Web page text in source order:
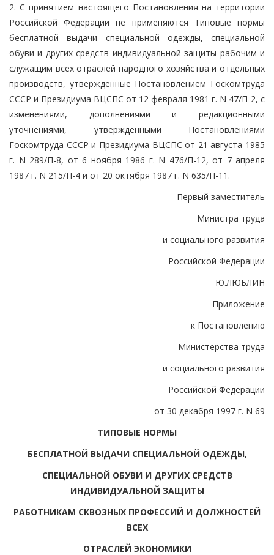
2. С принятием настоящего Постановления на территории
Российской Федерации не применяются Типовые нормы
бесплатной выдачи специальной одежды, специальной
обуви и других средств индивидуальной защиты рабочим и
служащим всех отраслей народного хозяйства и отдельных
производств, утвержденные Постановлением Госкомтруда
СССР и Президиума ВЦСПС от 12 февраля 1981 г. N 47/П-2, с
изменениями, дополнениями и редакционными
уточнениями, утвержденными Постановлениями
Госкомтруда СССР и Президиума ВЦСПС от 21 августа 1985
г. N 289/П-8, от 6 ноября 1986 г. N 476/П-12, от 7 апреля
1987 г. N 215/П-4 и от 20 октября 1987 г. N 635/П-11.
Первый заместитель
Министра труда
и социального развития
Российской Федерации
Ю.ЛЮБЛИН
Приложение
к Постановлению
Министерства труда
и социального развития
Российской Федерации
от 30 декабря 1997 г. N 69
ТИПОВЫЕ НОРМЫ
БЕСПЛАТНОЙ ВЫДАЧИ СПЕЦИАЛЬНОЙ ОДЕЖДЫ,
СПЕЦИАЛЬНОЙ ОБУВИ И ДРУГИХ СРЕДСТВ
ИНДИВИДУАЛЬНОЙ ЗАЩИТЫ
РАБОТНИКАМ СКВОЗНЫХ ПРОФЕССИЙ И ДОЛЖНОСТЕЙ
ВСЕХ
ОТРАСЛЕЙ ЭКОНОМИКИ